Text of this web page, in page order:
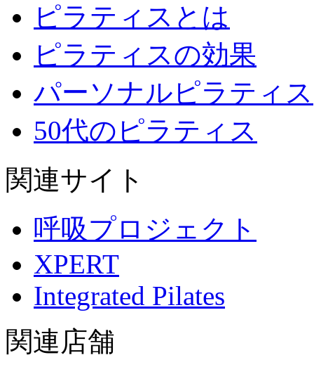
ピラティスとは
ピラティスの効果
パーソナルピラティス
50代のピラティス
関連サイト
呼吸プロジェクト
XPERT
Integrated Pilates
関連店舗